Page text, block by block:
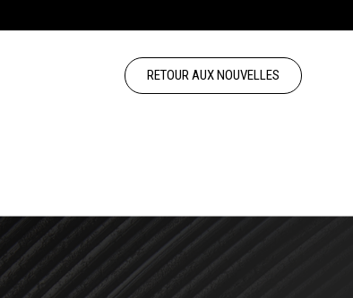
RETOUR AUX NOUVELLES